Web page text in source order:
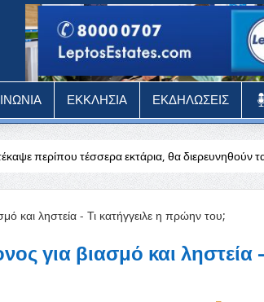
ΕΚΚΛΗΣΙΑ ΕΚΔΗΛΩΣΕΙΣ
θα διερευνηθούν τα αίτια Δύσκολη
για βιασμό και ληστεία